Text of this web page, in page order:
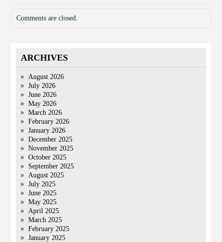
Comments are closed.
ARCHIVES
August 2026
July 2026
June 2026
May 2026
March 2026
February 2026
January 2026
December 2025
November 2025
October 2025
September 2025
August 2025
July 2025
June 2025
May 2025
April 2025
March 2025
February 2025
January 2025